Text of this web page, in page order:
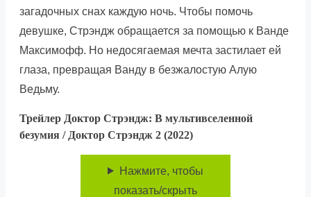
загадочных снах каждую ночь. Чтобы помочь
девушке, Стрэндж обращается за помощью к Ванде
Максимофф. Но недосягаемая мечта застилает ей
глаза, превращая Ванду в безжалостую Алую
Ведьму.
Трейлер Доктор Стрэндж: В мультивселенной
безумия / Доктор Стрэндж 2 (2022)
Нажмите, чтобы
показать/скрыть